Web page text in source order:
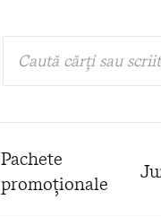
Caută cărți sau
Pachete
promoționale